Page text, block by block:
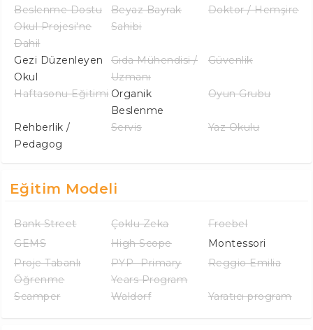
Beslenme Dostu
Okul Projesi'ne
Dahil
Beyaz Bayrak
Sahibi
Doktor / Hemşire
Gezi Düzenleyen
Okul
Gıda Mühendisi /
Uzmanı
Güvenlik
Haftasonu Eğitimi Organik
Beslenme
Oyun Grubu
Rehberlik /
Pedagog
Servis Yaz Okulu
Eğitim Modeli
Bank Street Çoklu Zeka
Froebel
GEMS
High Scope
Montessori
Proje Tabanlı
Öğrenme
PYP -Primary
Years Program
Reggio Emilia
Scamper Waldorf Yaratıcı program